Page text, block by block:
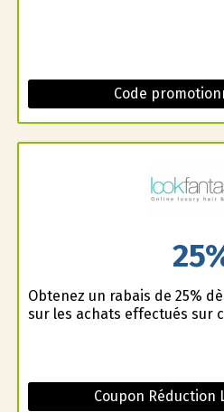
Code
Obtenez un rabais de 25%
sur les achats effectués sur
Coupon Réduction